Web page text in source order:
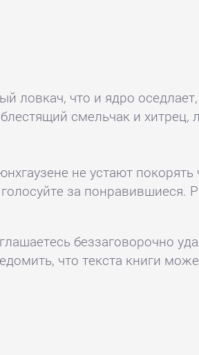
ловкач, что и ядро
смельчак и
не устают
за
беззаговорочно
что текста книги